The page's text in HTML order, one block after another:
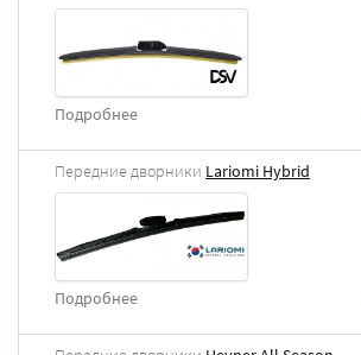
Подробнее
Передние дворники Lariomi Hybrid
Подробнее